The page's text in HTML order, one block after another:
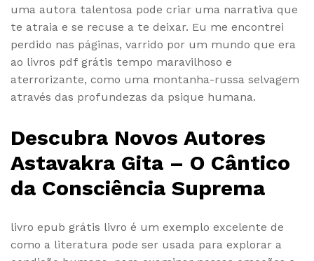
uma autora talentosa pode criar uma narrativa que
te atraia e se recuse a te deixar. Eu me encontrei
perdido nas páginas, varrido por um mundo que era
ao livros pdf grátis tempo maravilhoso e
aterrorizante, como uma montanha-russa selvagem
através das profundezas da psique humana.
Descubra Novos Autores
Astavakra Gita – O Cântico
da Consciência Suprema
livro epub grátis livro é um exemplo excelente de
como a literatura pode ser usada para explorar a